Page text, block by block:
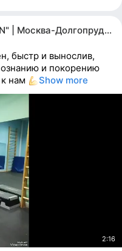
Беговой клуб "LUCKY RUN" | Москва-Долгопрудный
быстр и вынослив,
и покорению
нам Show more
2:16